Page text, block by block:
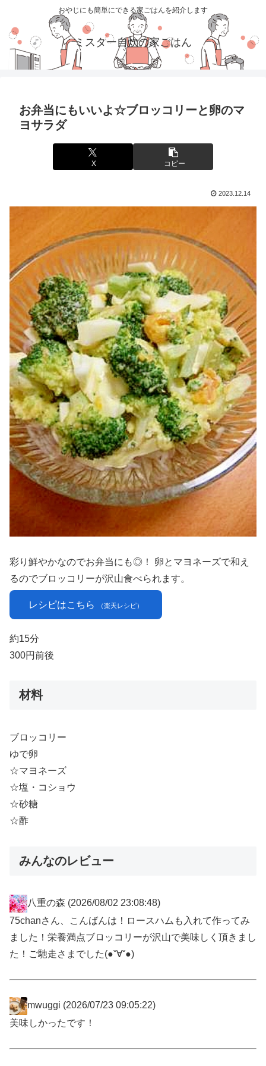
おやじにも簡単にできる家ごはんを紹介します
ミスター自炊の家ごはん
お弁当にもいいよ☆ブロッコリーと卵のマ
ヨサラダ
X コピー
2023.12.14
彩り鮮やかなのでお弁当にも◎！ 卵とマヨネーズで和え
るのでブロッコリーが沢山食べられます。
レシピはこちら （楽天レシピ）
約15分
300円前後
材料
ブロッコリー
ゆで卵
☆マヨネーズ
☆塩・コショウ
☆砂糖
☆酢
みんなのレビュー
八重の森 (2026/08/02 23:08:48)
75chanさん、こんばんは！ロースハムも入れて作ってみ
ました！栄養満点ブロッコリーが沢山で美味しく頂きまし
た！ご馳走さまでした(●ˇ∀ˇ●)
mwuggi (2026/07/23 09:05:22)
美味しかったです！